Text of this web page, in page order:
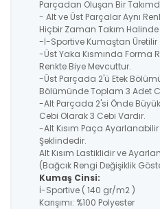
Parçadan Oluşan Bir
- Alt ve Üst Parçalar Aynı
Hiçbir Zaman Takım Halinde
-İ-Sportive Kumaştan Üretilir
-Üst Yaka Kısmında Forma
Renkte Biye Mevcuttur.
-Üst Parçada 2'ü Etek
Bölümünde Toplam 3 Adet
-Alt Parçada 2'si Önde
Cebi Olarak 3 Cebi Vardır.
-Alt Kısım Paça
Şeklindedir.
Alt Kısım Lastiklidir ve
(Bağcık Rengi Değişiklik
Kumaş Cinsi:
İ-Sportive ( 140 gr/m2 )
Karışımı: %100 Polyester